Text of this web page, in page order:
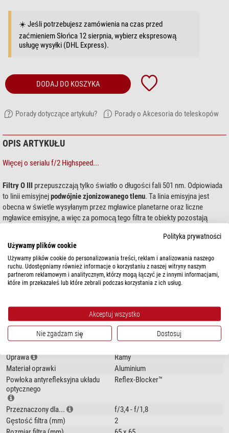
☀️ Jeśli potrzebujesz zamówienia na czas przed
zaćmieniem Słońca 12 sierpnia, wybierz ekspresową
usługę wysyłki (DHL Express).
DODAJ DO KOSZYKA
Porady dotyczące artykułu? Porady o Akcesoria do teleskopów
OPIS ARTYKUŁU
Więcej o serialu f/2 Highspeed...
Filtry O III przepuszczają tylko światło o długości fali 501 nm. Odpiowiada
to linii emisyjnejpodwójnie zjonizowanego tlenu. Ta linia emisyjna jest
obecna w świetle wysyłanym przez mgławice planetarne oraz liczne
mgławice emisyjne, a więc za pomocą tego filtra te obiekty pozostają
Mocne zwiększenie kontrastu powoduje, że słabe obiekty mogą być
dostrzeżone.
Astrofotografia:ten filtr daje najlepsze rezultaty w połączeniu z kamerami
monochromatycznymi. W idealnej opcji zaleca się łączenie obrazów
uwypuklające w wyraźny i kontrastowy sposób struktury mgławic.
Filtr liniowy oszerokości pół wartości 6,5 nanometra, zalecany do
bardzo
szybkich systemów optycznych od f/3,4 do f/1,8, na przykład do optyki
Zoptymalizowane pod kątem CMOS filtryfirmy Baader charakteryzują się
zwiększonym kontrastem
węższą szerokością połówkową (FWHM)
powłoki Reflex-Blocker™
, zapewniające maksymalną niewrażliwość na
odbicia wsteczne z pobliskiej optyki pomocniczej, nawet w najbardziej
pokaż więcej...
Wydajność
Centralna długość fali (nm)
Oprawa
Ramy
Materiał oprawki
Aluminium
Powłoka antyrefleksyjna układu
optycznego
Reflex-Blocker™
Przeznaczony dla...
f/3,4 - f/1,8
Gęstość filtra (mm)
2
Polityka prywatności
Używamy plików cookie
Używamy plików cookie do personalizowania treści, reklam i analizowania naszego
ruchu. Udostępniamy również informacje o korzystaniu z naszej witryny naszym
partnerom reklamowym i analitycznym, którzy mogą łączyć je z innymi informacjami,
które im przekazałeś lub które zebrali podczas korzystania z ich usług.
Akceptuj wszystko
Nie zgadzam się Dostosuj